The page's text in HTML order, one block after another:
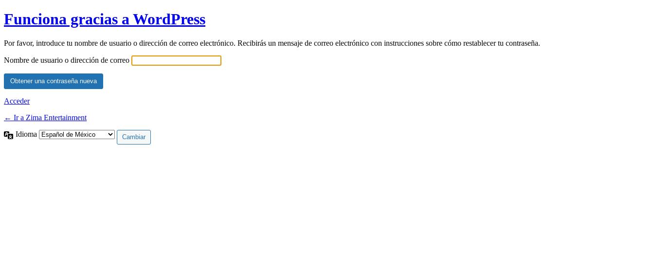
Funciona gracias a WordPress
Por favor, introduce tu nombre de usuario o dirección de correo electrónico. Recibirás un mensaje de correo electrónico con instrucciones sobre cómo restablecer tu contraseña.
Nombre de usuario o dirección de correo
Acceder
← Ir a Zima Entertainment
Idioma